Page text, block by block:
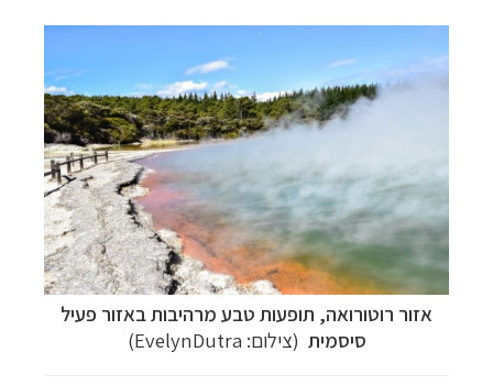
אזור רוטורואה, תופעות טבע מרהיבות באזור פעיל
סיסמית (צילום: EvelynDutra
)